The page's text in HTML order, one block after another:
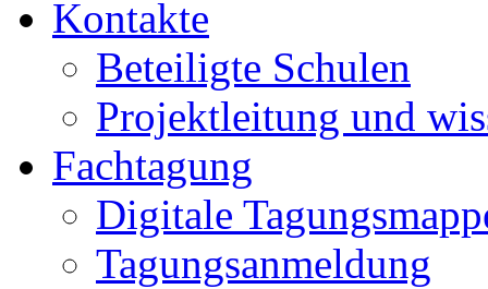
Kontakte
Beteiligte Schulen
Projektleitung und
Fachtagung
Digitale
Tagungsanmeldung